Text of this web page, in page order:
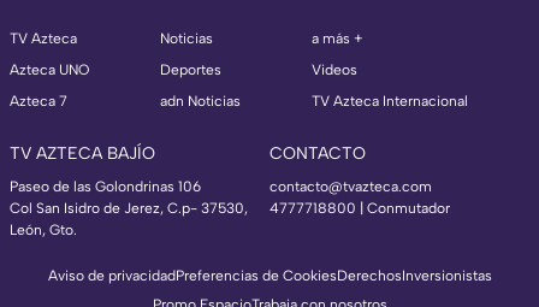
TV Azteca
Azteca UNO
Azteca 7
Noticias
Deportes
adn Noticias
a más +
Videos
TV Azteca Internacional
TV AZTECA BAJÍO
Paseo de las Golondrinas 106
Col San Isidro de Jerez, C.p- 37530,
León, Gto.
CONTACTO
contacto@tvazteca.com
4777718800 | Conmutador
Aviso de privacidadPreferencias de CookiesDerechosInversionistas